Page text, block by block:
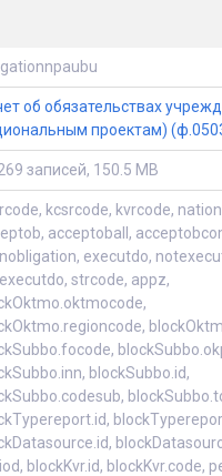
об обязательствах
проектам)
записей, 150.5 MB
kcsrcode, kvrcode,
acceptoball,
executdo,
strcode, appz,
blockSubbo.id,
blockKvr.id, blockKvr.code,